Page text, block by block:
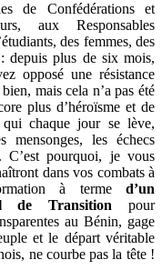
de Confédérations et
aux Responsables
des femmes, des
depuis plus de six mois,
opposé une résistance
mais cela n’a pas été
plus d’héroïsme et de
qui chaque jour se lève,
les échecs
pourquoi, je vous
dans vos combats à
à terme d’un
de Transition pour
au Bénin, gage
et le départ véritable
ne courbe pas la tête !